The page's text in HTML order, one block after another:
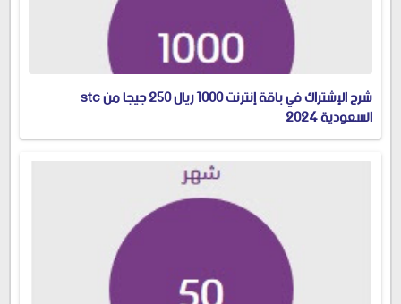
شرح الإشتراك في باقة إنترنت 1000 ريال 250 جيجا من stc
السعودية 2024